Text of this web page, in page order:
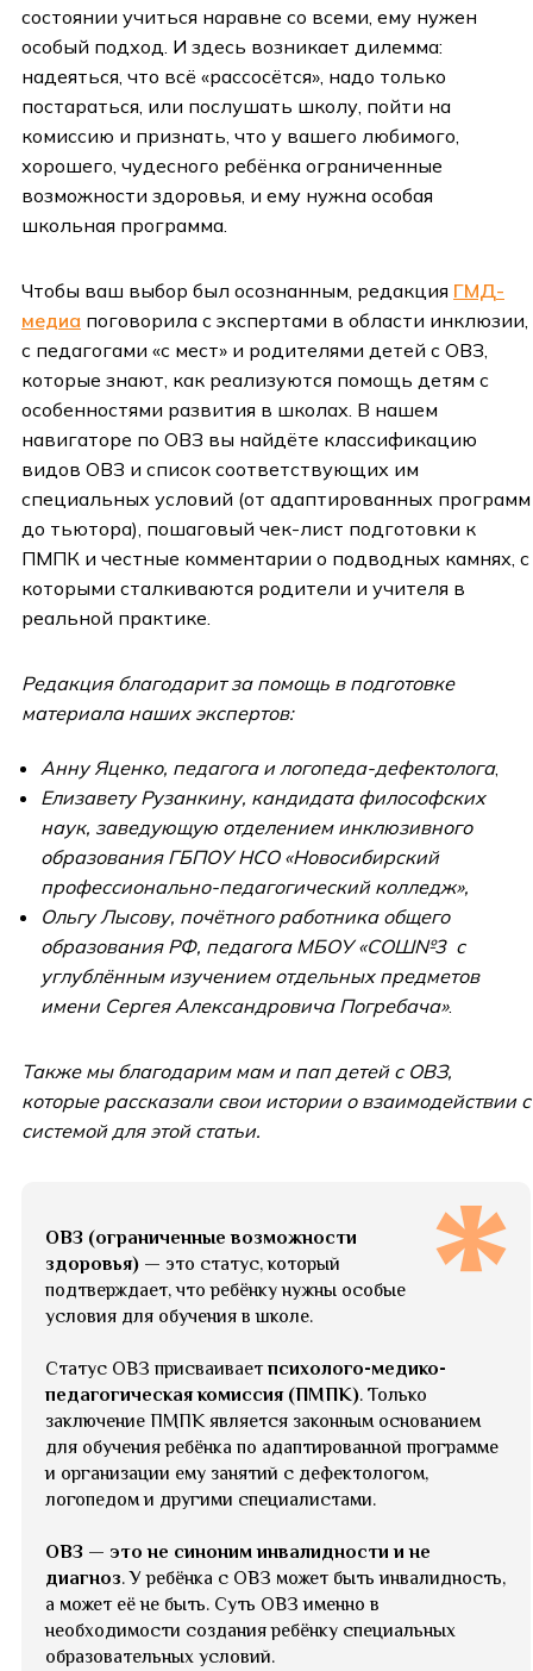
состоянии учиться наравне со всеми, ему нужен
особый подход. И здесь возникает дилемма:
надеяться, что всё «рассосётся», надо только
постараться, или послушать школу, пойти на
комиссию и признать, что у вашего любимого,
хорошего, чудесного ребёнка ограниченные
возможности здоровья, и ему нужна особая
школьная программа.
Чтобы ваш выбор был осознанным, редакция ГМД-
медиа поговорила с экспертами в области инклюзии,
с педагогами «с мест» и родителями детей с ОВЗ,
которые знают, как реализуются помощь детям с
особенностями развития в школах. В нашем
навигаторе по ОВЗ вы найдёте классификацию
видов ОВЗ и список соответствующих им
специальных условий (от адаптированных программ
до тьютора), пошаговый чек-лист подготовки к
ПМПК и честные комментарии о подводных камнях, с
которыми сталкиваются родители и учителя в
реальной практике.
Редакция благодарит за помощь в подготовке
материала наших экспертов:
Анну Яценко, педагога и логопеда-дефектолога,
Елизавету Рузанкину, кандидата философских
наук, заведующую отделением инклюзивного
образования ГБПОУ НСО «Новосибирский
профессионально-педагогический колледж»,
Ольгу Лысову, почётного работника общего
образования РФ, педагога МБОУ «СОШ№3 с
углублённым изучением отдельных предметов
имени Сергея Александровича Погребача».
Также мы благодарим мам и пап детей с ОВЗ,
которые рассказали свои истории о взаимодействии с
системой для этой статьи.
ОВЗ (ограниченные возможности
здоровья) — это статус, который
подтверждает, что ребёнку нужны особые
условия для обучения в школе.
Статус ОВЗ присваиваетпсихолого-медико-
педагогическая комиссия (ПМПК). Только
заключение ПМПК является законным основанием
для обучения ребёнка по адаптированной программе
и организации ему занятий с дефектологом,
логопедом и другими специалистами.
ОВЗ — это не синоним инвалидности и не
диагноз. У ребёнка с ОВЗ может быть инвалидность,
а может её не быть. Суть ОВЗ именно в
необходимости создания ребёнку специальных
образовательных условий.